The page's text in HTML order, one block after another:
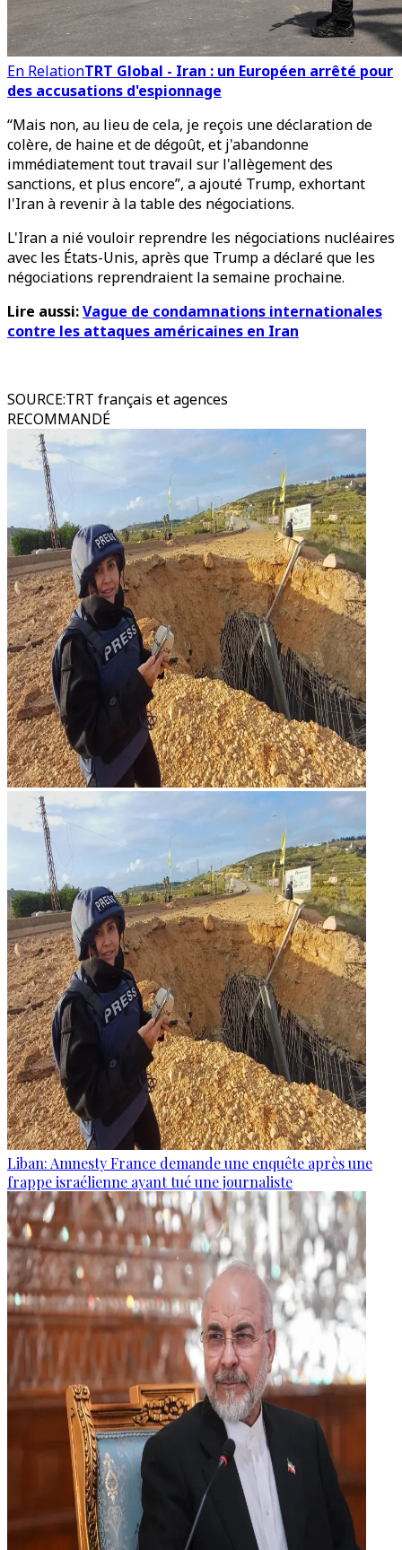
En RelationTRT Global - Iran : un Européen arrêté pour
des accusations d'espionnage
“Mais non, au lieu de cela, je reçois une déclaration de
colère, de haine et de dégoût, et j'abandonne
immédiatement tout travail sur l'allègement des
sanctions, et plus encore”, a ajouté Trump, exhortant
l'Iran à revenir à la table des négociations.
L'Iran a nié vouloir reprendre les négociations nucléaires
avec les États-Unis, après que Trump a déclaré que les
négociations reprendraient la semaine prochaine.
Lire aussi:Vague de condamnations internationales
contre les attaques américaines en Iran
SOURCE:TRT français et agences
RECOMMANDÉ
Liban: Amnesty France demande une enquête après une
frappe israélienne ayant tué une journaliste